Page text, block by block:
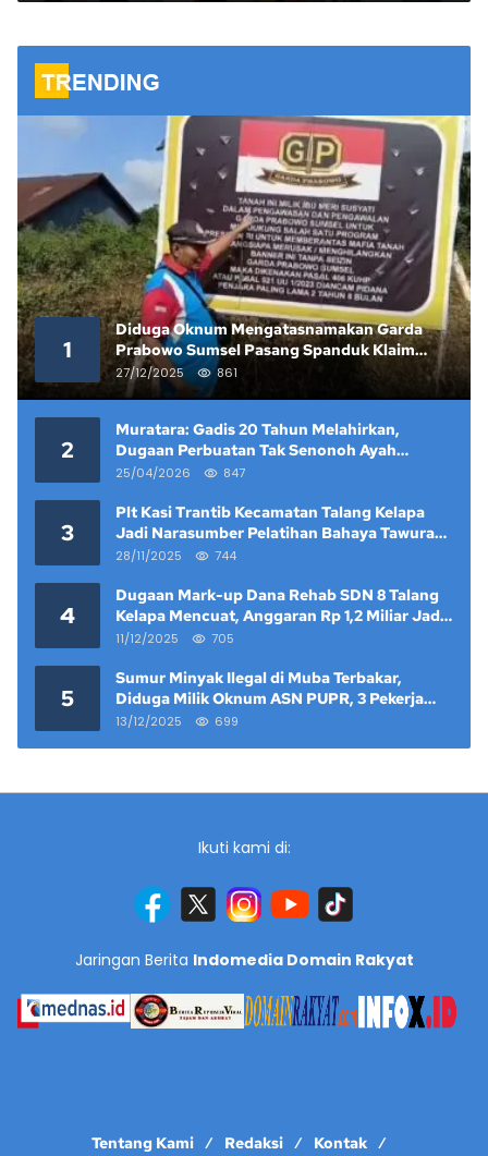
1
Diduga Oknum Mengatasnamakan Garda
Prabowo Sumsel Pasang Spanduk Klaim
Lahan yang Telah Diputus Pengadilan
27/12/2025 861
2
Muratara: Gadis 20 Tahun Melahirkan,
Dugaan Perbuatan Tak Senonoh Ayah
Kandung Mencuat
25/04/2026 847
3
Plt Kasi Trantib Kecamatan Talang Kelapa
Jadi Narasumber Pelatihan Bahaya Tawuran
dan Narkoba di Keramat Raya
28/11/2025 744
4
Dugaan Mark-up Dana Rehab SDN 8 Talang
Kelapa Mencuat, Anggaran Rp 1,2 Miliar Jadi
Sorotan
11/12/2025 705
5
Sumur Minyak Ilegal di Muba Terbakar,
Diduga Milik Oknum ASN PUPR, 3 Pekerja
Tewas
13/12/2025 699
Ikuti kami di:
Jaringan Berita Indomedia Domain Rakyat
Tentang Kami Redaksi Kontak